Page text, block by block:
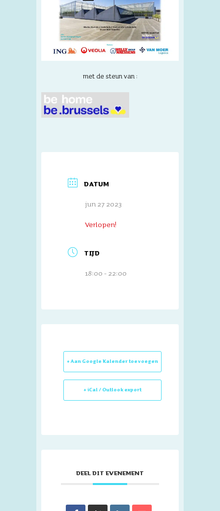
met de steun van :
DATUM
jun 27 2023
Verlopen!
TIJD
18:00 - 22:00
+ Aan Google Kalender toevoegen
+ iCal / Outlook export
DEEL DIT EVENEMENT